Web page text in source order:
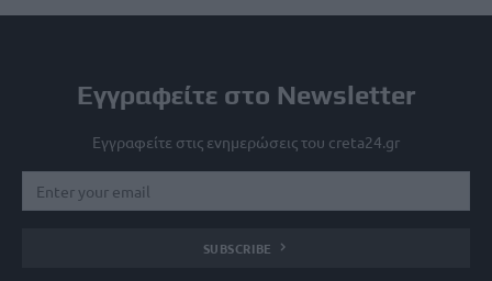
Εγγραφείτε στο Newsletter
Εγγραφείτε στις ενημερώσεις του creta24.gr
SUBSCRIBE